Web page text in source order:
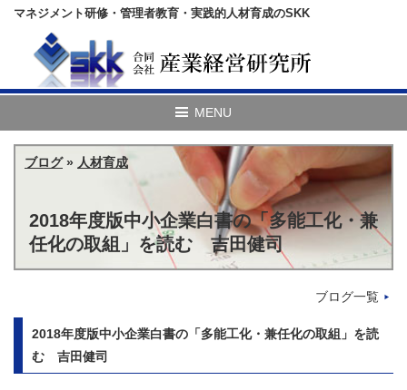
マネジメント研修・管理者教育・実践的人材育成のSKK
ブログ» 人材育成
2018年度版中小企業白書の「多能工化・兼
任化の取組」を読む 吉田健司
ブログ一覧
2018年度版中小企業白書の「多能工化・兼任化の取組」を読
む 吉田健司